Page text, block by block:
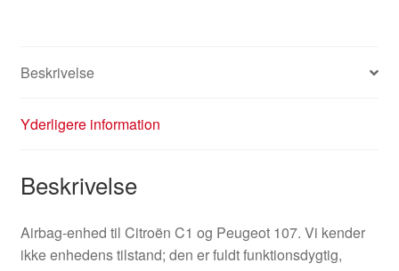
Beskrivelse
Yderligere information
Beskrivelse
Airbag-enhed til Citroën C1 og Peugeot 107. Vi kender
ikke enhedens tilstand; den er fuldt funktionsdygtig,